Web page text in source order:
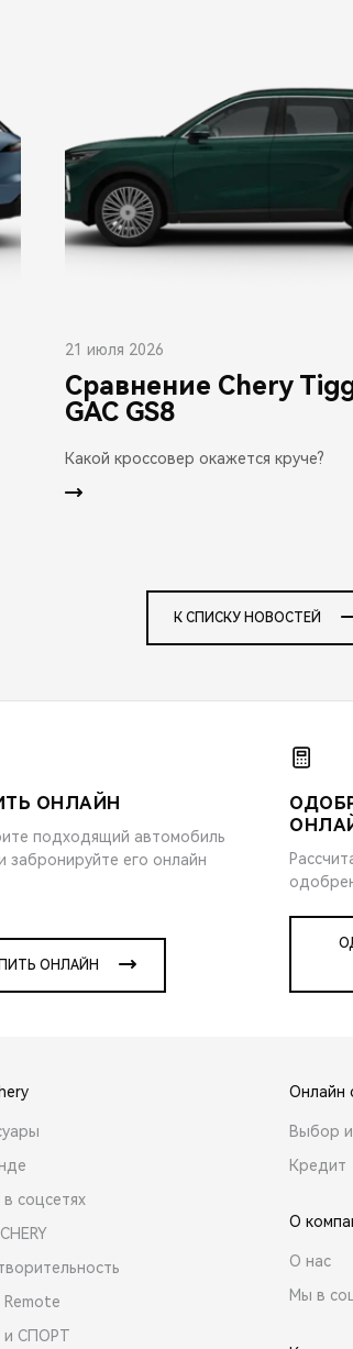
21 июля 2026
Сравнение Chery
GAC GS8
Какой кроссовер окажется круче?
К СПИСКУ НОВОСТЕЙ
ОНЛАЙН
подходящий автомобиль
забронируйте его онлайн
ОНЛАЙН
в соцсетях
Remote
и СПОРТ
Онлайн
Выбор и
Кредит
О
О нас
Мы в